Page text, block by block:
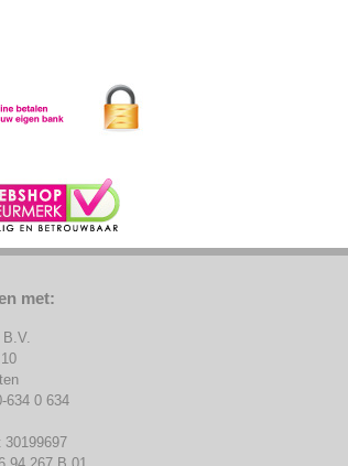
met:
B.V.
634 0 634
30199697